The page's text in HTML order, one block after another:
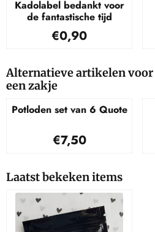
Kadolabel bedankt voor
de fantastische tijd
Prijs: 0,90
€0,90
Alternatieve artikelen voor
een zakje
Potloden set van 6 Quote
Prijs: 7,50
€7,50
Laatst bekeken items